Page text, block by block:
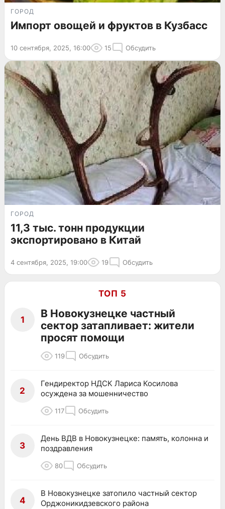
ГОРОД
Импорт овощей и фруктов в Кузбасс
10 сентября, 2025, 16:00 15 Обсудить
ГОРОД
11,3 тыс. тонн продукции
экспортировано в Китай
4 сентября, 2025, 19:00 19 Обсудить
ТОП 5
1
В Новокузнецке частный
сектор затапливает: жители
просят помощи
119 Обсудить
2
Гендиректор НДСК Лариса Косилова
осуждена за мошенничество
117 Обсудить
3
День ВДВ в Новокузнецке: память, колонна и
поздравления
80 Обсудить
4
В Новокузнецке затопило частный сектор
Орджоникидзевского района